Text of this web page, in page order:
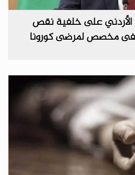
الأردني على خلفية نقص
مخصص لمرضى كورونا